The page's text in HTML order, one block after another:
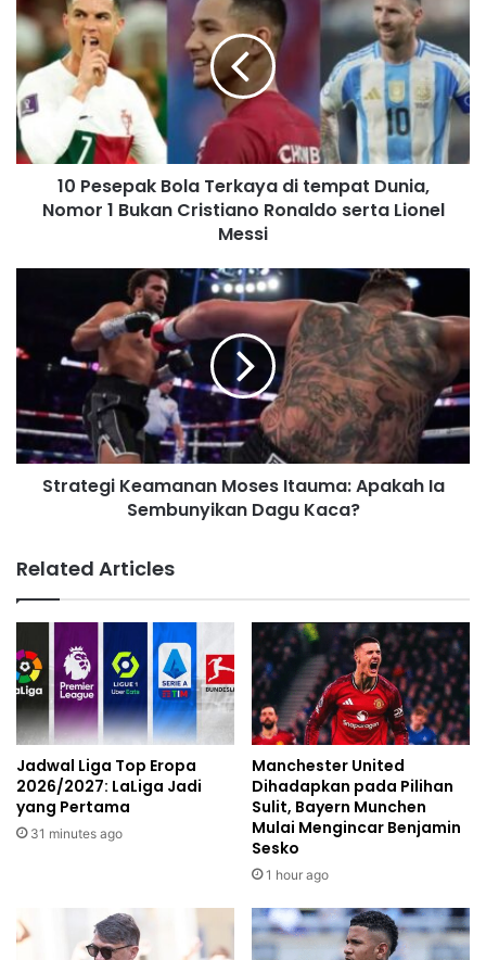
r
m
i
10 Pesepak Bola Terkaya di tempat Dunia,
Nomor 1 Bukan Cristiano Ronaldo serta Lionel
Messi
Strategi Keamanan Moses Itauma: Apakah Ia
Sembunyikan Dagu Kaca?
Related Articles
Jadwal Liga Top Eropa
2026/2027: LaLiga Jadi
yang Pertama
31 minutes ago
Manchester United
Dihadapkan pada Pilihan
Sulit, Bayern Munchen
Mulai Mengincar Benjamin
Sesko
1 hour ago